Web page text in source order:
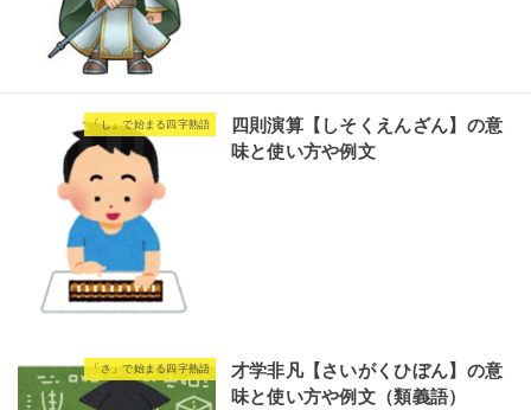
「し」で始まる四字熟語
四則演算【しそくえんざん】の意
味と使い方や例文
「さ」で始まる四字熟語
才学非凡【さいがくひぼん】の意
味と使い方や例文（類義語）